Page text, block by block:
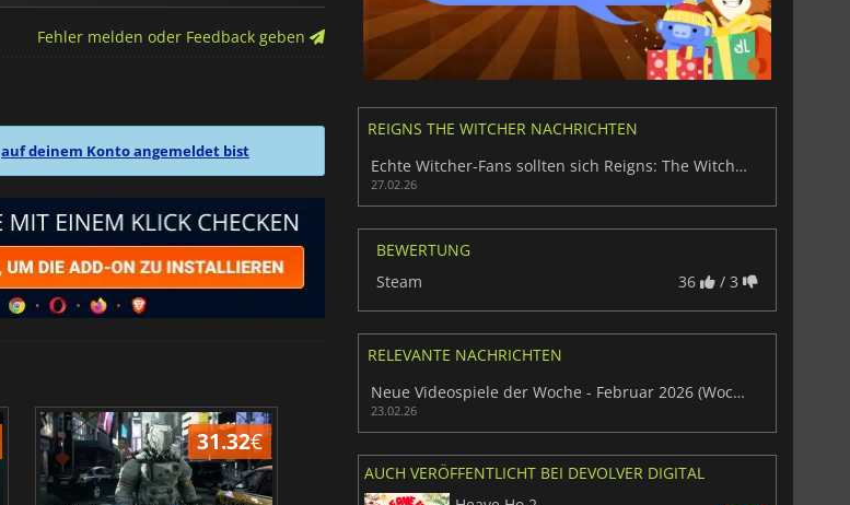
Fehler melden oder Feedback geben
auf deinem Konto angemeldet bist
31.32€ 6.75€ 15.51
REIGNS THE WITCHER NACHRICHTEN
Echte Witcher-Fans sollten sich Reigns: The Witcher nicht entgehen lassen
27.02.26
BEWERTUNG
Steam
36 / 3
RELEVANTE NACHRICHTEN
Neue Videospiele der Woche - Februar 2026 (Woche 9)
23.02.26
AUCH VERÖFFENTLICHT BEI DEVOLVER DIGITAL